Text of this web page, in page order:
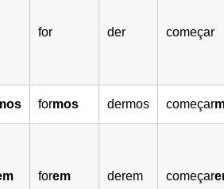
for der começar
formos dermos começar
forem derem começar